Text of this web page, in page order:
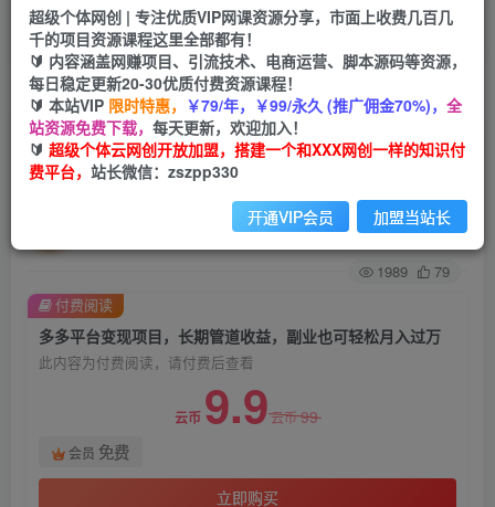
挂机
项目
脚本卡密
APP下载
GO
首页 创业课程 会员免费 正文
多多平台变现项目，长期管道收益，副业也可轻松
月入过万
关注 私信
1989 79
多多平台变现项目，长期管道收益，副业也可轻松月入过万
此内容为付费阅读，请付费后查看
云币 9.9云币99
会员 免费
立即购买
付费阅读
超级个体网创 | 专注优质VIP网课资源分享，市面上收费几百几
千的项目资源课程这里全部都有！
🔰 内容涵盖网赚项目、引流技术、电商运营、脚本源码等资源，
每日稳定更新20-30优质付费资源课程！
🔰 本站VIP 限时特惠， ￥79/年，￥99/永久 (推广佣金70%)， 全
站资源免费下载， 每天更新，欢迎加入！
🔰 超级个体云网创开放加盟，搭建一个和XXX网创一样的知识付
费平台， 站长微信：zszpp330
开通VIP会员 加盟当站长